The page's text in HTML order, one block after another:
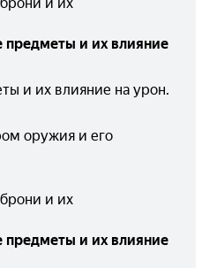
предметы и их влияние
и их влияние на урон.
оружия и его
и их
предметы и их влияние